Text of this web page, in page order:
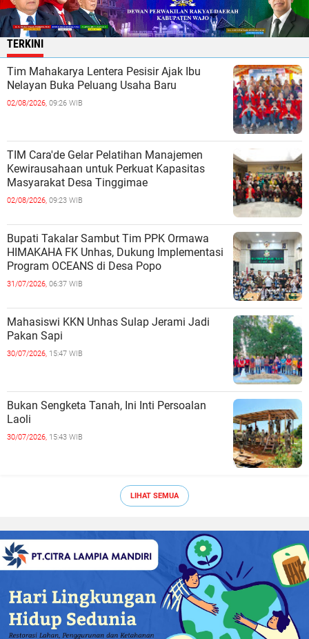
TERKINI
Tim Mahakarya Lentera Pesisir Ajak Ibu
Nelayan Buka Peluang Usaha Baru
02/08/2026, 09:26 WIB
TIM Cara'de Gelar Pelatihan Manajemen
Kewirausahaan untuk Perkuat Kapasitas
Masyarakat Desa Tinggimae
02/08/2026, 09:23 WIB
Bupati Takalar Sambut Tim PPK Ormawa
HIMAKAHA FK Unhas, Dukung Implementasi
Program OCEANS di Desa Popo
31/07/2026, 06:37 WIB
Mahasiswi KKN Unhas Sulap Jerami Jadi
Pakan Sapi
30/07/2026, 15:47 WIB
Bukan Sengketa Tanah, Ini Inti Persoalan
Laoli
30/07/2026, 15:43 WIB
LIHAT SEMUA